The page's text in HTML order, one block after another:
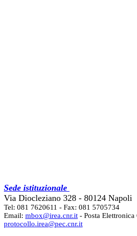
Sede istituzionale
Via Diocleziano 328 - 80124 Napoli
Tel: 081 7620611 - Fax: 081 5705734
Email: mbox@irea.cnr.it - Posta
protocollo.irea@pec.cnr.it